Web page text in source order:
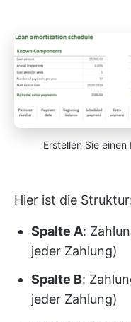
Erstellen Sie
Hier ist die
Spalte A:
jeder Zahlung)
Spalte B:
jeder Zahlung)